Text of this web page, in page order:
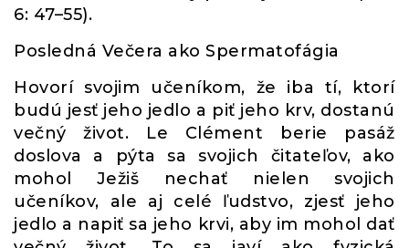
6: 47–55).
Posledná Večera ako Spermatofágia
Hovorí svojim učeníkom, že iba tí, ktorí
budú jesť jeho jedlo a piť jeho krv, dostanú
večný život. Le Clément berie pasáž
doslova a pýta sa svojich čitateľov, ako
mohol Ježiš nechať nielen svojich
učeníkov, ale aj celé ľudstvo, zjesť jeho
jedlo a napiť sa jeho krvi, aby im mohol dať